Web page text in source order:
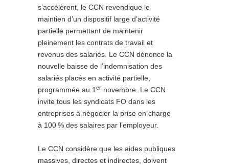
s’accélèrent, le CCN revendique le
maintien d’un dispositif large d’activité
partielle permettant de maintenir
pleinement les contrats de travail et
revenus des salariés. Le CCN dénonce la
nouvelle baisse de l’indemnisation des
salariés placés en activité partielle,
programmée au 1 er novembre. Le CCN
invite tous les syndicats FO dans les
entreprises à négocier la prise en charge
à 100% des salaires par l’employeur.
Le CCN considère que les aides publiques
massives, directes et indirectes, doivent